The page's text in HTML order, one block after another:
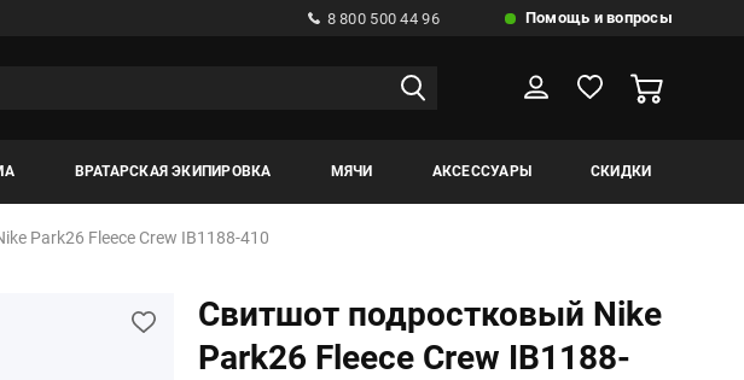
8 800 500 44 96 Помощь и вопросы
ВРАТАРСКАЯ ЭКИПИРОВКА МЯЧИ АКСЕССУАРЫ СКИДКИ
Park26 Fleece Crew IB1188-410
Свитшот подростковый Nike
Park26 Fleece Crew IB1188-